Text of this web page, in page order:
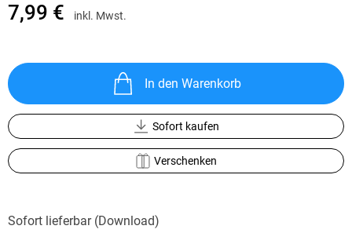
7,99 € inkl. Mwst.
In den Warenkorb
Sofort kaufen
Verschenken
Sofort lieferbar (Download)